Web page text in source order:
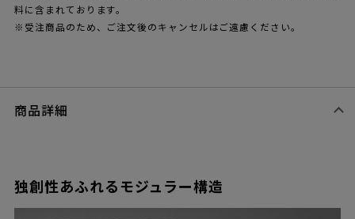
料に含まれております。
※受注商品のため、ご注文後のキャンセルはご遠慮ください。
商品詳細
独創性あふれるモジュラー構造